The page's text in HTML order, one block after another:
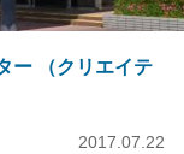
ー （クリエイテ
2017.07.22